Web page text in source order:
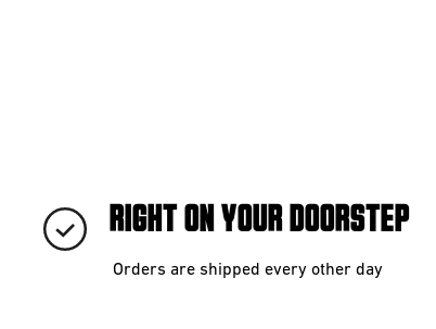
RIGHT ON YOUR DOORSTEP
Orders are shipped every other day